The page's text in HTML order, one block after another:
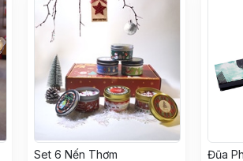
Set 6 Nến Thơm
Đũa